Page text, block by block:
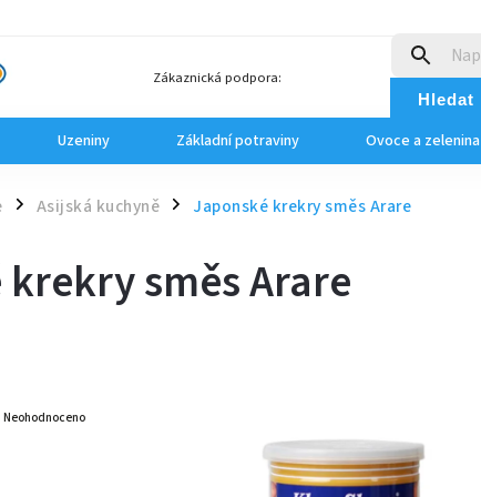
Zákaznická podpora:
Hledat
Uzeniny Základní potraviny Ovoce a zelenina
/ Asijská kuchyně / Japonské krekry směs Arare
směs Arare
Neohodnoceno